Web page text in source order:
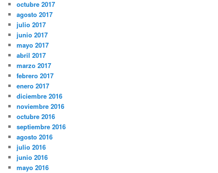
octubre 2017
agosto 2017
julio 2017
junio 2017
mayo 2017
abril 2017
marzo 2017
febrero 2017
enero 2017
diciembre 2016
noviembre 2016
octubre 2016
septiembre 2016
agosto 2016
julio 2016
junio 2016
mayo 2016